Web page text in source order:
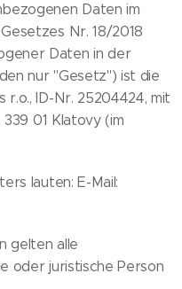
Daten im
Nr. 18/2018
Daten in der
nur "Gesetz") ist die
r.o., ID-Nr. 25204424, mit
01 Klatovy (im
lauten: E-Mail:
gelten alle
oder juristische Person